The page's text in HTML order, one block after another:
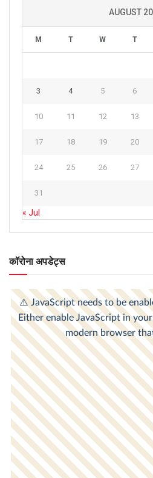
AUGUST
M T W T
3 4 5 6
10 11 12 13
17 18 19 20
24 25 26 27
31
« Jul
कॉरोना अपडेट्स